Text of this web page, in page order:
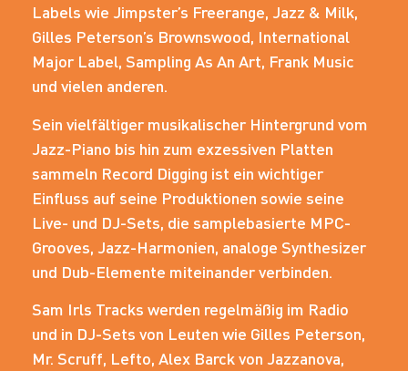
Labels wie Jimpster’s Freerange, Jazz & Milk,
Gilles Peterson’s Brownswood, International
Major Label, Sampling As An Art, Frank Music
und vielen anderen.
Sein vielfältiger musikalischer Hintergrund vom
Jazz-Piano bis hin zum exzessiven Platten
sammeln Record Digging ist ein wichtiger
Einfluss auf seine Produktionen sowie seine
Live- und DJ-Sets, die samplebasierte MPC-
Grooves, Jazz-Harmonien, analoge Synthesizer
und Dub-Elemente miteinander verbinden.
Sam Irls Tracks werden regelmäßig im Radio
und in DJ-Sets von Leuten wie Gilles Peterson,
Mr. Scruff, Lefto, Alex Barck von Jazzanova,